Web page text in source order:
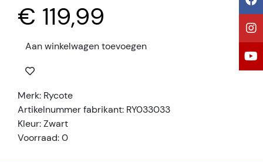
€ 119,99
Aan winkelwagen toevoegen
Merk: Rycote
Artikelnummer fabrikant: RY033033
Kleur: Zwart
Voorraad: 0